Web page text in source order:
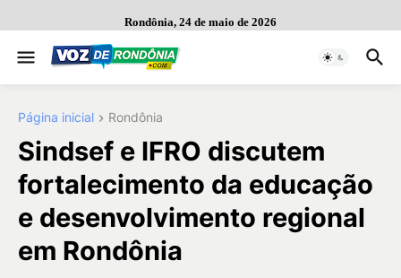
Rondônia, 24 de maio de 2026
Página inicial Rondônia
Sindsef e IFRO discutem
fortalecimento da educação
e desenvolvimento regional
em Rondônia